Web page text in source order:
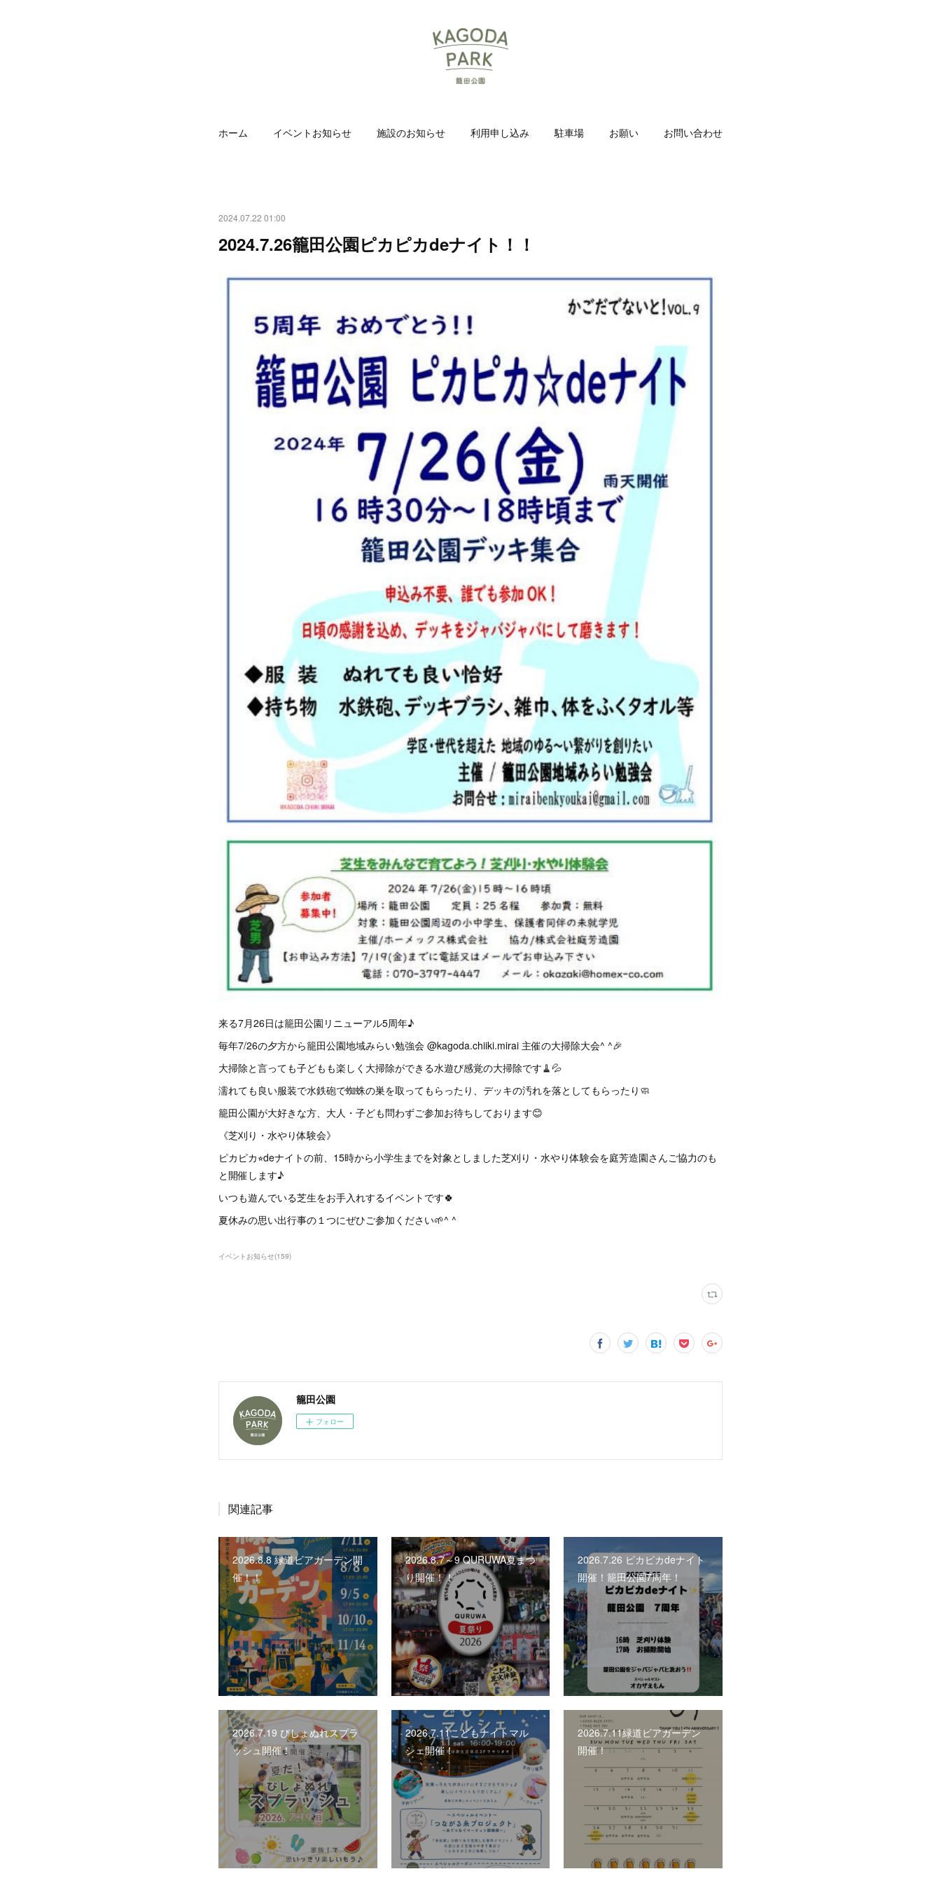
ホーム イベントお知らせ 施設のお知らせ 利用申し込み 駐車場 お願い お問い合わせ
2024.07.22 01:00
2024.7.26籠田公園ピカピカdeナイト！！
来る7月26日は籠田公園リニューアル5周年♪
毎年7/26の夕方から籠田公園地域みらい勉強会 @kagoda.chiiki.mirai 主催の大掃除大会^ ^🎉
大掃除と言っても子どもも楽しく大掃除ができる水遊び感覚の大掃除です🧹💦
濡れても良い服装で水鉄砲で蜘蛛の巣を取ってもらったり、デッキの汚れを落としてもらったり🧼
籠田公園が大好きな方、大人・子ども問わずご参加お待ちしております😊
《芝刈り・水やり体験会》
ピカピカ⭐︎deナイトの前、15時から小学生までを対象としました芝刈り・水やり体験会を庭芳造園さんご協力のも
と開催します♪
いつも遊んでいる芝生をお手入れするイベントです🍀
夏休みの思い出行事の１つにぜひご参加ください🌱^ ^
イベントお知らせ(159)
籠田公園
フォロー
関連記事
2026.8.8 緑道ビアガーデン開
催！！
2026.8.7～9 QURUWA夏まつ
り開催！！
2026.7.26 ピカピカdeナイト
開催！籠田公園7周年！
2026.7.19 びしょぬれスプラ
ッシュ開催！
2026.7.11こどもナイトマル
シェ開催！
2026.7.11緑道ビアガーデン
開催！